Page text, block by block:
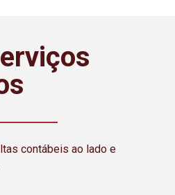
contábeis ao lado e